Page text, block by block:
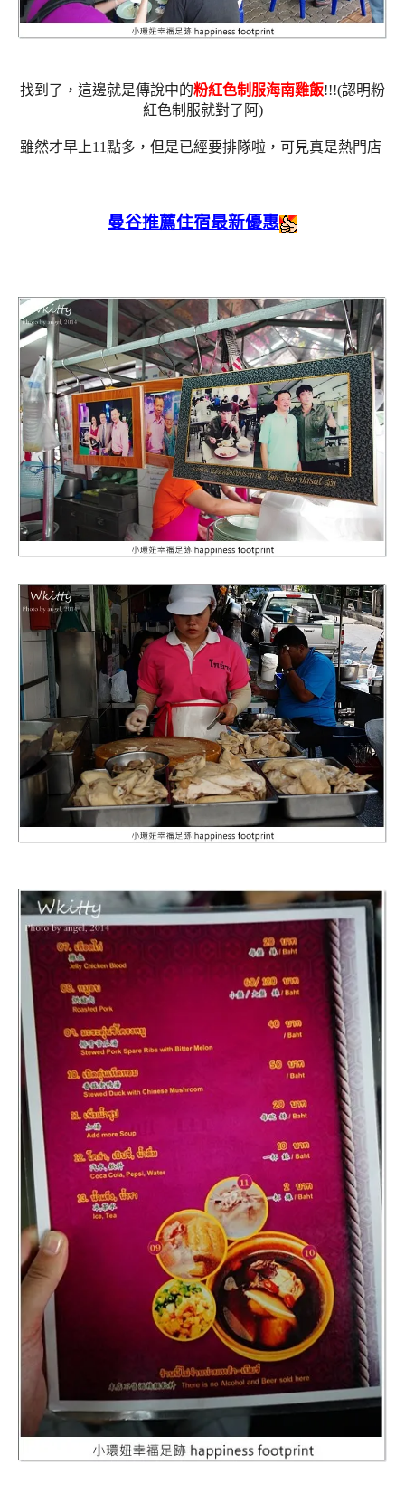
找到了，這邊就是傳說中的粉紅色制服海南雞飯!!!(認明粉
紅色制服就對了阿)
雖然才早上11點多，但是已經要排隊啦，可見真是熱門店
曼谷推薦住宿最新優惠